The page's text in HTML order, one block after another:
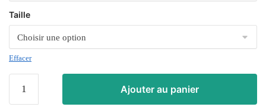
Taille
Effacer
Ajouter au panier